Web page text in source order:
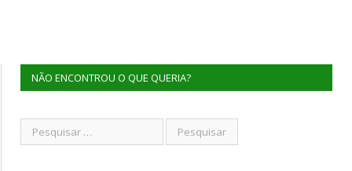
NÃO ENCONTROU O QUE QUERIA?